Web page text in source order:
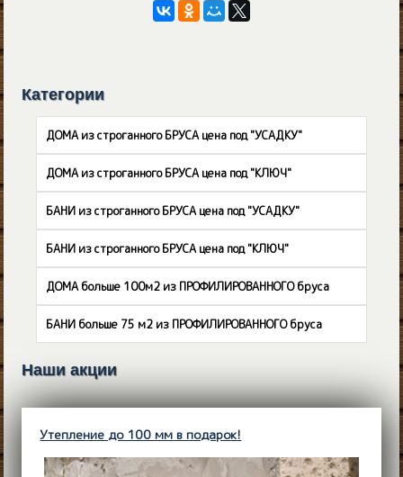
Категории
ДОМА из строганного БРУСА цена под "УСАДКУ"
ДОМА из строганного БРУСА цена под "КЛЮЧ"
БАНИ из строганного БРУСА цена под "УСАДКУ"
БАНИ из строганного БРУСА цена под "КЛЮЧ"
ДОМА больше 100м2 из ПРОФИЛИРОВАННОГО бруса
БАНИ больше 75 м2 из ПРОФИЛИРОВАННОГО бруса
Наши акции
Утепление до 100 мм в подарок!